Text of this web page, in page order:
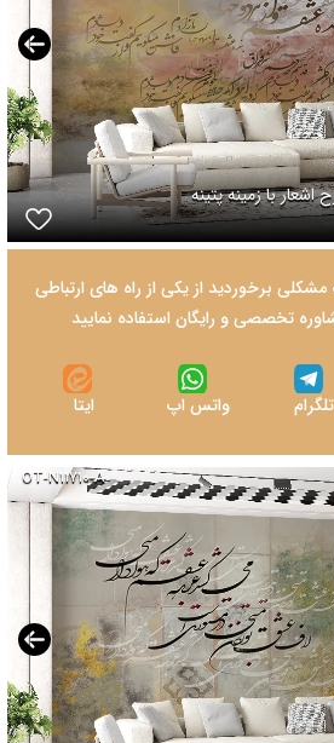
با زمینه پتینه
برخوردید از یکی از راه های ارتباطی
تخصصی و رایگان استفاده نمایید
تلگرام واتس اپ ایتا
OT-N۱۱۷۱۰-A